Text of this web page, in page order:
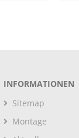
INFORMATIONEN
Sitemap
Montage